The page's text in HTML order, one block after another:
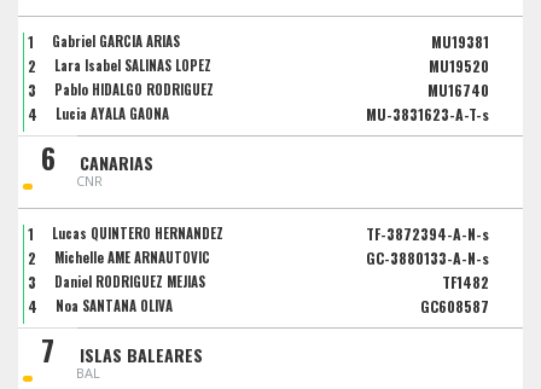
1 Gabriel GARCIA ARIAS
MU19381
2
Lara Isabel SALINAS LOPEZ
MU19520
3
Pablo HIDALGO RODRIGUEZ
MU16740
4
Lucia AYALA GAONA MU-3831623-A-T-s
6 CANARIAS
CNR
1 Lucas QUINTERO HERNANDEZ
TF-3872394-A-N-s
2
Michelle AME ARNAUTOVIC
GC-3880133-A-N-s
3
Daniel RODRIGUEZ MEJIAS
TF1482
4
Noa SANTANA OLIVA GC608587
7 ISLAS BALEARES
BAL